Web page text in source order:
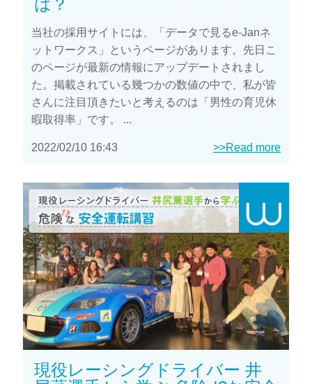
は？
当社の採用サイトには、「データで見るe-Janネ
ットワークス」というページがあります。先日こ
のページが最新の情報にアップデートされまし
た。掲載されている幾つかの数値の中で、私が皆
さんに注目頂きたいと考えるのは「男性の育児休
暇取得率」です。 ...
2022/02/10 16:43 >>Read more
現役レーシングドライバー 井